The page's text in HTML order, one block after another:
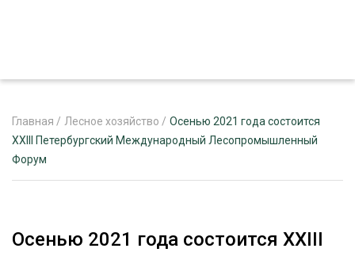
ЖУРНАЛ «ЛЕСНОЙ КОМПЛЕКС»
РЕКЛАМОДАТЕЛЯМ
Главная / Лесное хозяйство / Осенью 2021 года состоится
XXIII Петербургский Международный Лесопромышленный
Форум
Осенью 2021 года состоится XXIII